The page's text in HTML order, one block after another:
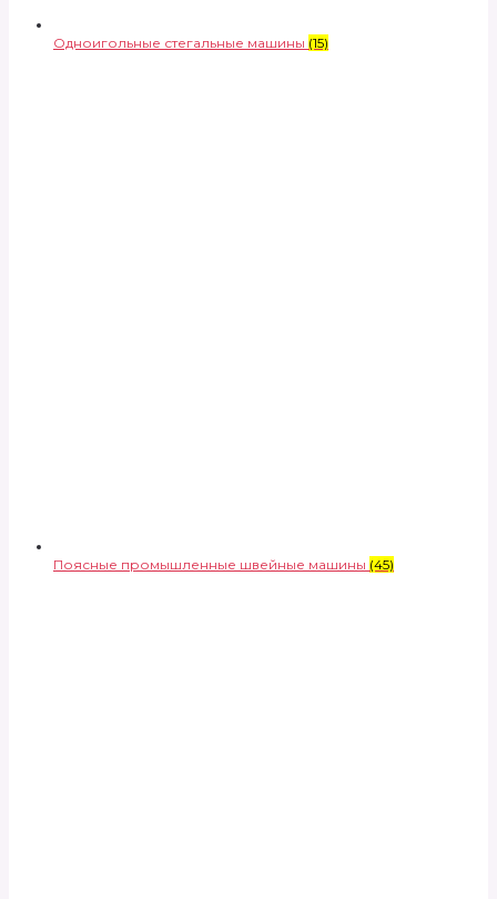
Одноигольные стегальные машины (15)
Поясные промышленные швейные машины (45)